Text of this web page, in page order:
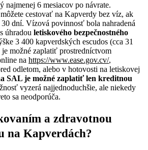
najmenej 6 mesiacov po návrate.
cestovať na Kapverdy bez víz, ak
30 dní. Vízová povinnosť bola nahradená
úhradou letiskového bezpečnostného
3 400 kapverdských escudos (cca 31
možné zaplatiť prostredníctvom
na https://www.ease.gov.cv/,
odletom, alebo v hotovosti na letiskovej
SAL je možné zaplatiť len kreditnou
vyzerá najjednoduchšie, ale niekedy
sa neodporúča.
a zdravotnou
na Kapverdách?